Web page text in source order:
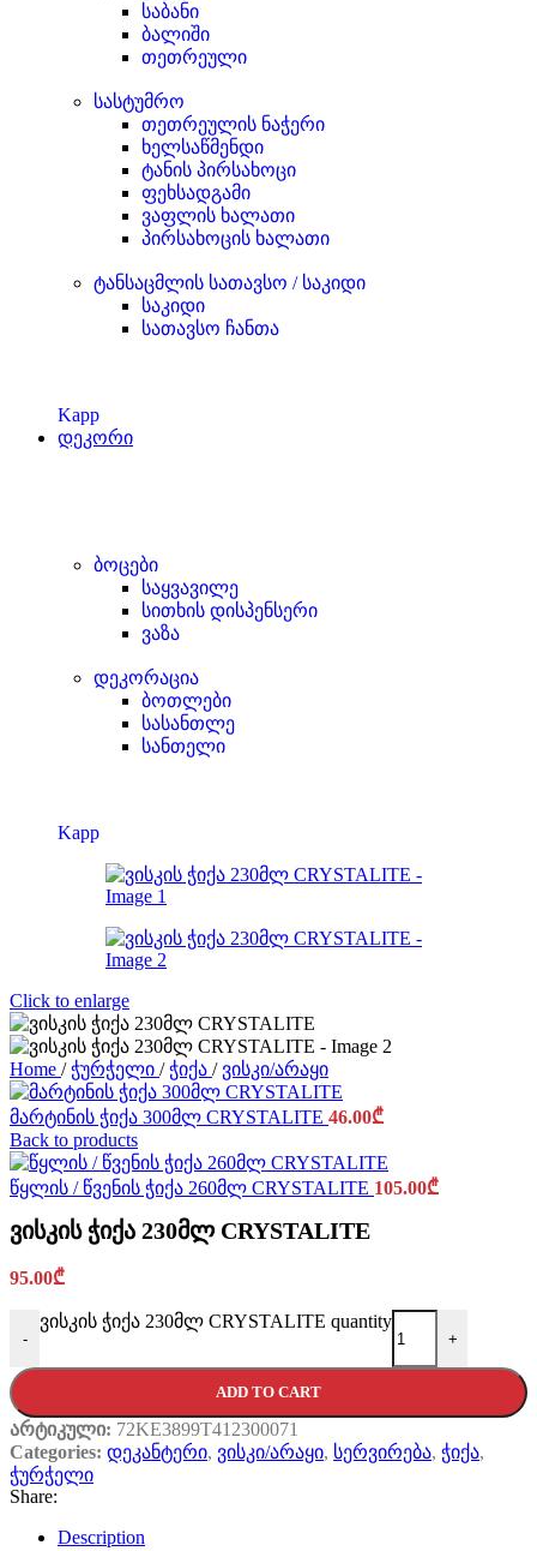
საბანი
ბალიში
თეთრეული
სასტუმრო
თეთრეულის ნაჭერი
ხელსაწმენდი
ტანის პირსახოცი
ფეხსადგამი
ვაფლის ხალათი
პირსახოცის ხალათი
ტანსაცმლის სათავსო / საკიდი
საკიდი
სათავსო ჩანთა
Kapp
დეკორი
ბოცები
საყვავილე
სითხის დისპენსერი
ვაზა
დეკორაცია
ბოთლები
სასანთლე
სანთელი
Kapp
Click to enlarge
Home / ჭურჭელი / ჭიქა / ვისკი/არაყი
მარტინის ჭიქა 300მლ CRYSTALITE 46.00₾
Back to products
წყლის / წვენის ჭიქა 260მლ CRYSTALITE 105.00₾
ვისკის ჭიქა 230მლ CRYSTALITE
95.00₾
-
ვისკის ჭიქა 230მლ CRYSTALITE quantity
+
ADD TO CART
არტიკული: 72KE3899T412300071
Categories: დეკანტერი, ვისკი/არაყი, სერვირება, ჭიქა,
ჭურჭელი
Share:
Description